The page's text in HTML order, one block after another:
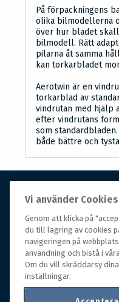
På förpackningens
olika bilmodellerna
över hur bladet
bilmodell. Rätt
pilarna åt samma
kan torkarbladet
Aerotwin är en
torkarblad av
vindrutan med hjälp
efter vindrutans
som
både bättre och
Om Hall Miba
Hall Miba är grossisten
över 150 år. Från
styrs hela
produkter till kunder i
Vi använder Cookies
Genom att klicka på
du till lagring av cookies
navigeringen på
användning och bistå i
Om du vill skräddarsy
inställningar.